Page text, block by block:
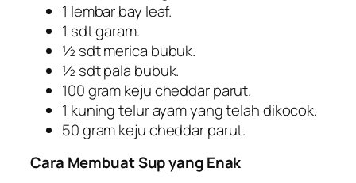
1 lembar bay leaf.
1 sdt garam.
½ sdt merica bubuk.
½ sdt pala bubuk.
100 gram keju cheddar parut.
1 kuning telur ayam yang telah dikocok.
50 gram keju cheddar parut.
Cara Membuat Sup yang Enak